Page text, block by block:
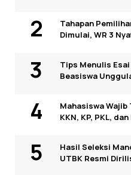
Tahapan
Dimulai, WR 3
Tips Menulis
Beasiswa
Mahasiswa Wajib
KKN, KP, PKL, dan
Hasil Seleksi
UTBK Resmi